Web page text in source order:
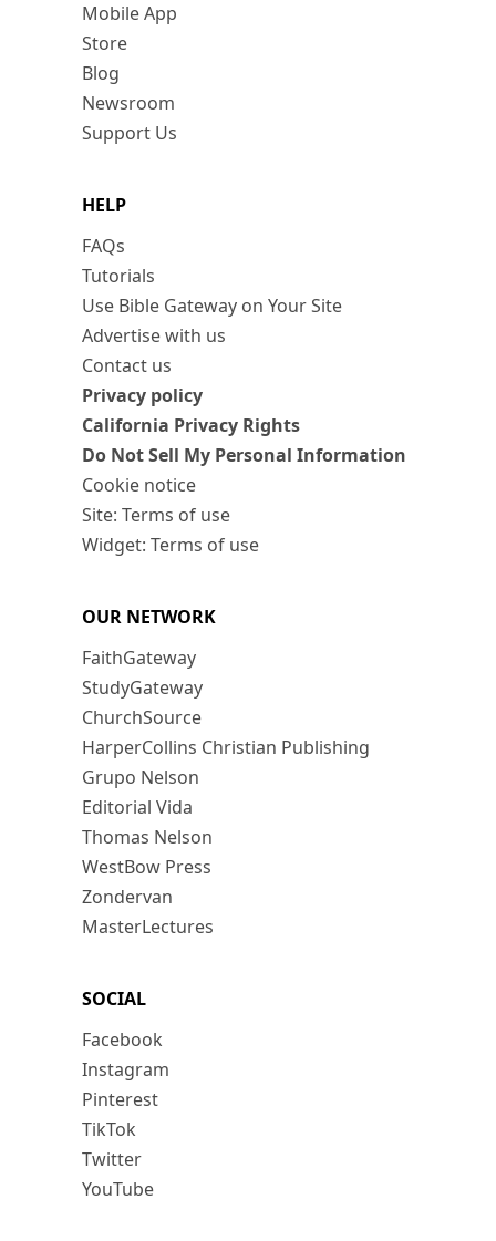
Mobile App
Store
Blog
Newsroom
Support Us
HELP
FAQs
Tutorials
Use Bible Gateway on Your Site
Advertise with us
Contact us
Privacy policy
California Privacy Rights
Do Not Sell My Personal Information
Cookie notice
Site: Terms of use
Widget: Terms of use
OUR NETWORK
FaithGateway
StudyGateway
ChurchSource
HarperCollins Christian Publishing
Grupo Nelson
Editorial Vida
Thomas Nelson
WestBow Press
Zondervan
MasterLectures
SOCIAL
Facebook
Instagram
Pinterest
TikTok
Twitter
YouTube